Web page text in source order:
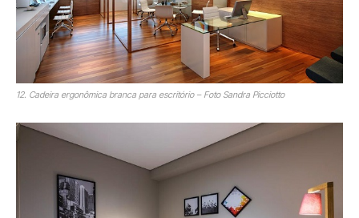
12. Cadeira ergonômica branca para escritório – Foto Sandra Picciotto